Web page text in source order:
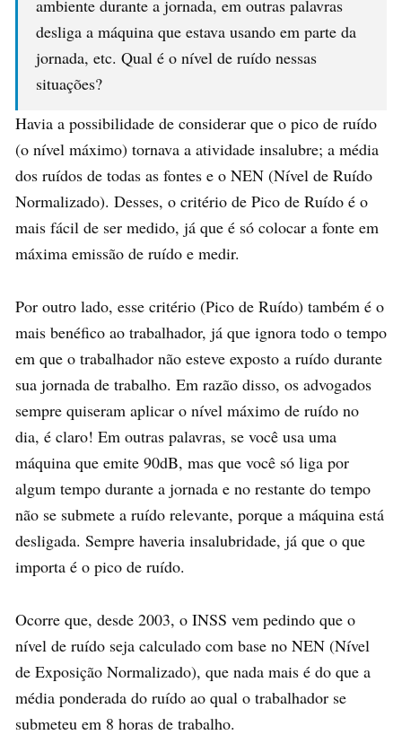
ambiente durante a jornada, em outras palavras
desliga a máquina que estava usando em parte da
jornada, etc. Qual é o nível de ruído nessas
situações?
Havia a possibilidade de considerar que o pico de ruído
(o nível máximo) tornava a atividade insalubre; a média
dos ruídos de todas as fontes e o NEN (Nível de Ruído
Normalizado). Desses, o critério de Pico de Ruído é o
mais fácil de ser medido, já que é só colocar a fonte em
máxima emissão de ruído e medir.
Por outro lado, esse critério (Pico de Ruído) também é o
mais benéfico ao trabalhador, já que ignora todo o tempo
em que o trabalhador não esteve exposto a ruído durante
sua jornada de trabalho. Em razão disso, os advogados
sempre quiseram aplicar o nível máximo de ruído no
dia, é claro! Em outras palavras, se você usa uma
máquina que emite 90dB, mas que você só liga por
algum tempo durante a jornada e no restante do tempo
não se submete a ruído relevante, porque a máquina está
desligada. Sempre haveria insalubridade, já que o que
importa é o pico de ruído.
Ocorre que, desde 2003, o INSS vem pedindo que o
nível de ruído seja calculado com base no NEN (Nível
de Exposição Normalizado), que nada mais é do que a
média ponderada do ruído ao qual o trabalhador se
submeteu em 8 horas de trabalho.